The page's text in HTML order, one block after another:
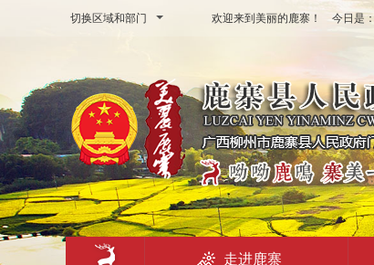
切换区域和部门 欢迎来到美丽的鹿寨！ 今日是：
走进鹿寨